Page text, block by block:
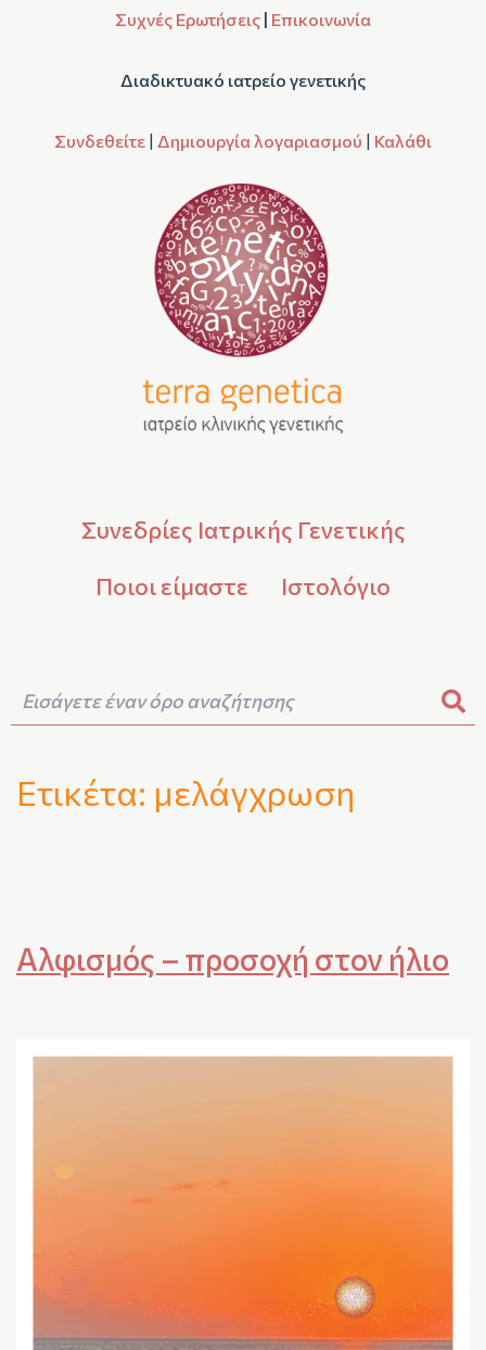
Συχνές Ερωτήσεις | Επικοινωνία
Διαδικτυακό ιατρείο γενετικής
Συνδεθείτε | Δημιουργία λογαριασμού | Καλάθι
Συνεδρίες Ιατρικής Γενετικής
Ποιοι είμαστε
Ιστολόγιο
Ετικέτα: μελάγχρωση
Αλφισμός – προσοχή στον ήλιο